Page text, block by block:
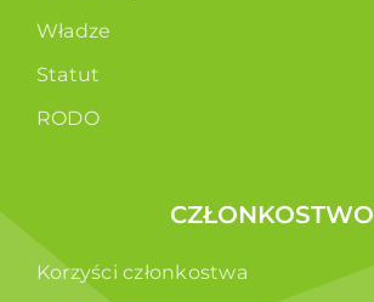
Władze
Statut
RODO
CZŁONKOSTWO
Korzyści członkostwa